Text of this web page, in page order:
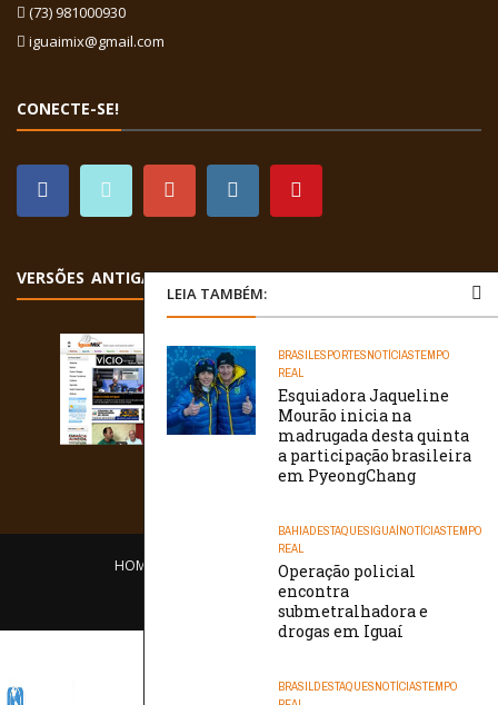
LEIA TAMBÉM:
BRASILESPORTESNOTÍCIASTEMPO
REAL
Esquiadora Jaqueline
Mourão inicia na
madrugada desta quinta
a participação brasileira
em PyeongChang
BAHIADESTAQUESIGUAÍNOTÍCIASTEMPO
REAL
Operação policial
encontra
submetralhadora e
drogas em Iguaí
BRASILDESTAQUESNOTÍCIASTEMPO
(73) 981000930
iguaimix@gmail.com
CONECTE-SE!
VERSÕES ANTIGAS
HOME O PORTAL CONTATO
/// WebtivaHOSTING